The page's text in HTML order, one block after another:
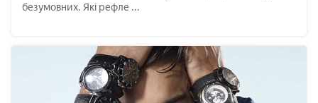
безумовних. Які рефле ...